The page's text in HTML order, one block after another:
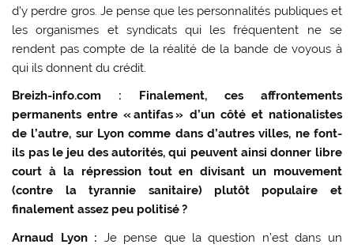
d’y perdre gros. Je pense que les personnalités publiques et
les organismes et syndicats qui les fréquentent ne se
rendent pas compte de la réalité de la bande de voyous à
qui ils donnent du crédit.
Breizh-info.com : Finalement, ces affrontements
permanents entre « antifas » d’un côté et nationalistes
de l’autre, sur Lyon comme dans d’autres villes, ne font-
ils pas le jeu des autorités, qui peuvent ainsi donner libre
court à la répression tout en divisant un mouvement
(contre la tyrannie sanitaire) plutôt populaire et
finalement assez peu politisé ?
Arnaud Lyon : Je pense que la question n’est dans un